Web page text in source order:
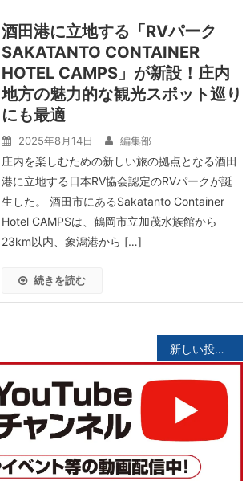
酒田港に立地する「RVパーク
SAKATANTO CONTAINER
HOTEL CAMPS」が新設！庄内
地方の魅力的な観光スポット巡り
にも最適
2025年8月14日 編集部
庄内を楽しむための新しい旅の拠点となる酒田
港に立地する日本RV協会認定のRVパークが誕
生した。 酒田市にあるSakatanto Container
Hotel CAMPSは、鶴岡市立加茂水族館から
23km以内、象潟港から […]
続きを読む
新しい投稿